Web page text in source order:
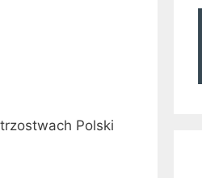
Polski